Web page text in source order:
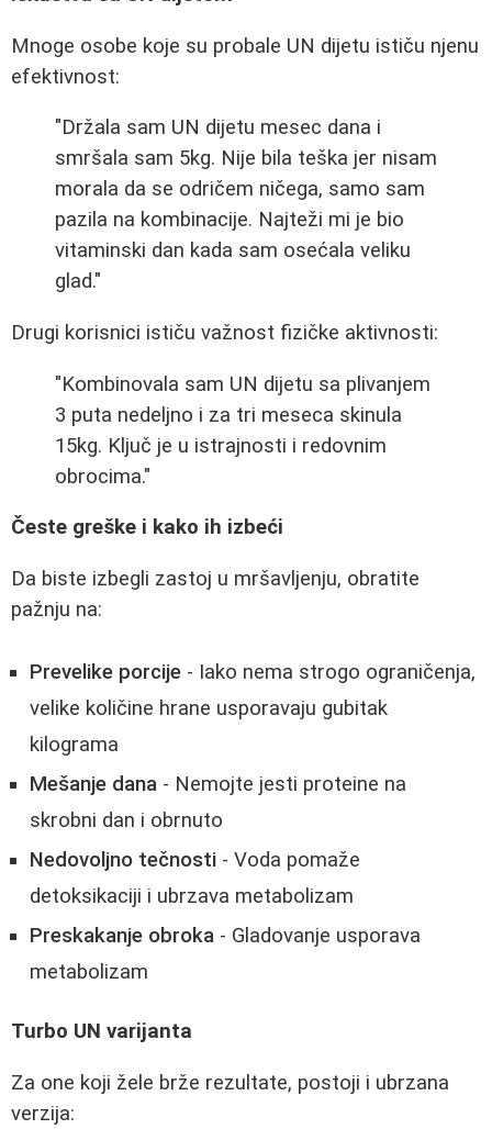
Mnoge osobe koje su probale UN dijetu ističu njenu
efektivnost:
"Držala sam UN dijetu mesec dana i
smršala sam 5kg. Nije bila teška jer nisam
morala da se odričem ničega, samo sam
pazila na kombinacije. Najteži mi je bio
vitaminski dan kada sam osećala veliku
glad."
Drugi korisnici ističu važnost fizičke aktivnosti:
"Kombinovala sam UN dijetu sa plivanjem
3 puta nedeljno i za tri meseca skinula
15kg. Ključ je u istrajnosti i redovnim
obrocima."
Česte greške i kako ih izbeći
Da biste izbegli zastoj u mršavljenju, obratite
pažnju na:
Prevelike porcije - Iako nema strogo ograničenja,
velike količine hrane usporavaju gubitak
kilograma
Mešanje dana - Nemojte jesti proteine na
skrobni dan i obrnuto
Nedovoljno tečnosti - Voda pomaže
detoksikaciji i ubrzava metabolizam
Preskakanje obroka - Gladovanje usporava
metabolizam
Turbo UN varijanta
Za one koji žele brže rezultate, postoji i ubrzana
verzija: